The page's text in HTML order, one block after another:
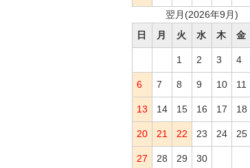
翌月(2026年9月)
日
月 火 水 木 金
1 2 3 4
6 7 8 9 10 11
13 14 15 16 17 18
20 21 22 23 24 25
27 28 29 30